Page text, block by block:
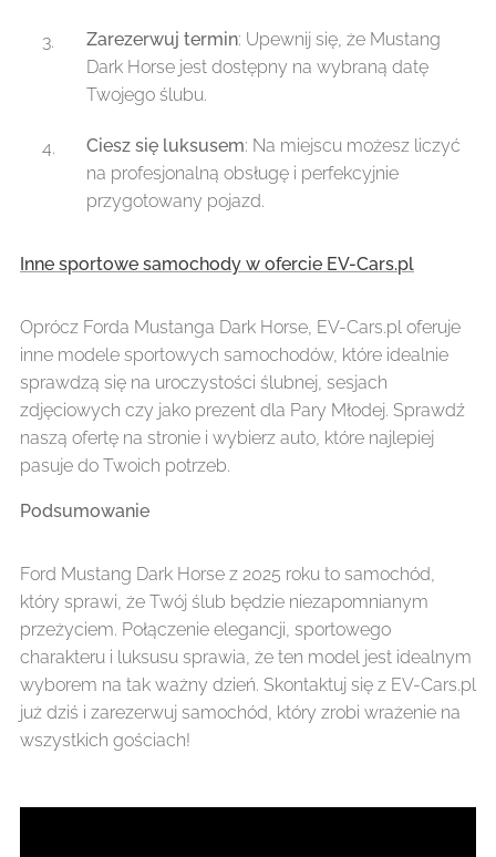
Zarezerwuj termin: Upewnij się, że Mustang
Dark Horse jest dostępny na wybraną datę
Twojego ślubu.
Ciesz się luksusem: Na miejscu możesz liczyć
na profesjonalną obsługę i perfekcyjnie
przygotowany pojazd.
Inne sportowe samochody w ofercie EV-Cars.pl
Oprócz Forda Mustanga Dark Horse, EV-Cars.pl oferuje
inne modele sportowych samochodów, które idealnie
sprawdzą się na uroczystości ślubnej, sesjach
zdjęciowych czy jako prezent dla Pary Młodej. Sprawdź
naszą ofertę na stronie i wybierz auto, które najlepiej
pasuje do Twoich potrzeb.
Podsumowanie
Ford Mustang Dark Horse z 2025 roku to samochód,
który sprawi, że Twój ślub będzie niezapomnianym
przeżyciem. Połączenie elegancji, sportowego
charakteru i luksusu sprawia, że ten model jest idealnym
wyborem na tak ważny dzień. Skontaktuj się z EV-Cars.pl
już dziś i zarezerwuj samochód, który zrobi wrażenie na
wszystkich gościach!